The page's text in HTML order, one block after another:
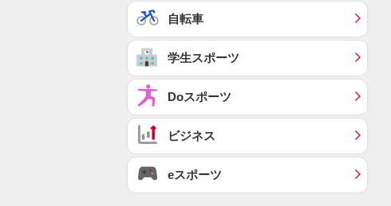
自転車
学生スポーツ
Doスポーツ
ビジネス
eスポーツ